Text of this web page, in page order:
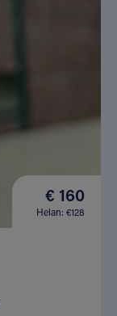
€ 160
Helan: €128